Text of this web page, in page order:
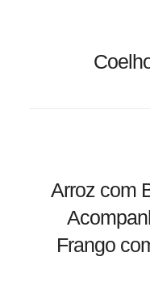
Arroz com
Frango